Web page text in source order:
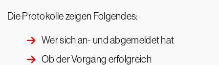
Die Protokolle zeigen Folgendes:
Wer sich an- und abgemeldet hat
Ob der Vorgang erfolgreich